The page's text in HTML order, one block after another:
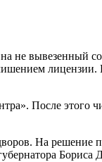
на не вывезенный
лицензии.
После этого
На решение
Бориса